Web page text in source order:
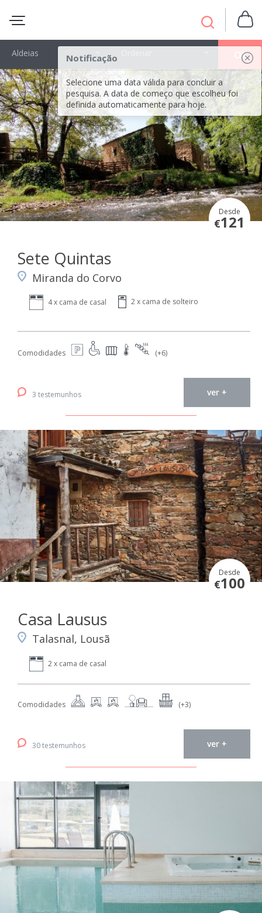
Notificação
Selecione uma data válida para concluir a
pesquisa. A data de começo que escolheu foi
definida automaticamente para hoje.
OK
Aldeias
Desde
€121
Sete Quintas
Miranda do Corvo
4 x cama de casal 2 x cama de solteiro
Comodidades (+6)
3 testemunhos ver +
Desde
€100
Casa Lausus
Talasnal, Lousã
2 x cama de casal
Comodidades (+3)
30 testemunhos ver +